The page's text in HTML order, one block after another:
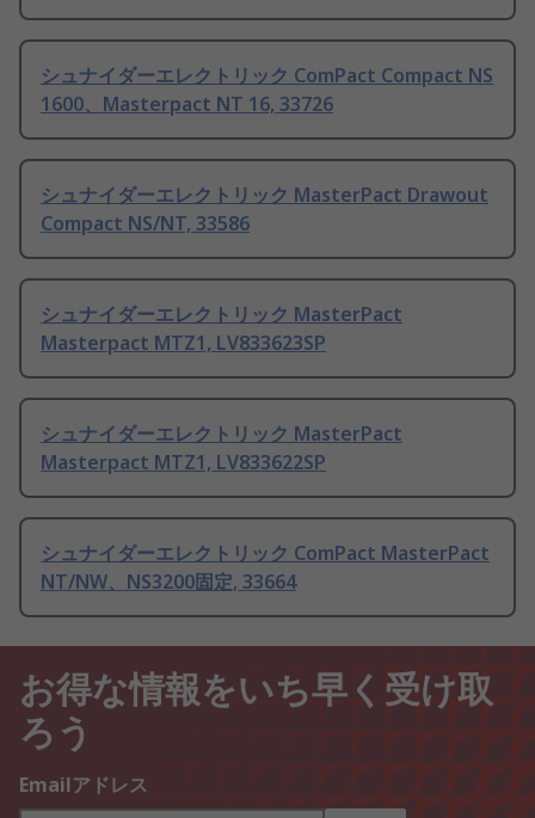
シュナイダーエレクトリック ComPact Compact NS
1600、Masterpact NT 16, 33726
シュナイダーエレクトリック MasterPact Drawout
Compact NS/NT, 33586
シュナイダーエレクトリック MasterPact
Masterpact MTZ1, LV833623SP
シュナイダーエレクトリック MasterPact
Masterpact MTZ1, LV833622SP
シュナイダーエレクトリック ComPact MasterPact
NT/NW、NS3200固定, 33664
お得な情報をいち早く受け取
ろう
Emailアドレス